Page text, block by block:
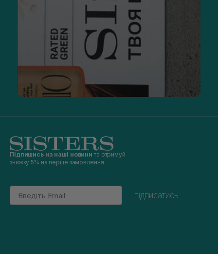
Підпишись на наші новини та отримуй
знижку 5% на перше замовлення
Email
підписатись